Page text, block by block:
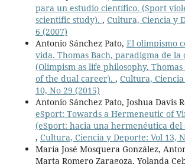
para un estudio científico. (Sport
scientific study). , Cultura, Ciencia y
6 (2007)
Antonio Sánchez Pato, El olimpismo
vida. Thomas Bach, paradigma de
(Olimpism as life philosophy.
of the dual career). , Cultura,
10, No 29 (2015)
Antonio Sánchez Pato, Joshua Davis
eSport: Towards a Hermeneutic of
(eSport: hacia una hermenéutica
, Cultura, Ciencia y Deporte: Vol 13,
María José Mosquera González,
Marta Romero Zaragoza, Yolanda